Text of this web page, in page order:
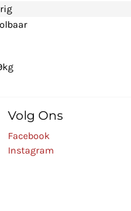
Volg Ons
Facebook
Instagram